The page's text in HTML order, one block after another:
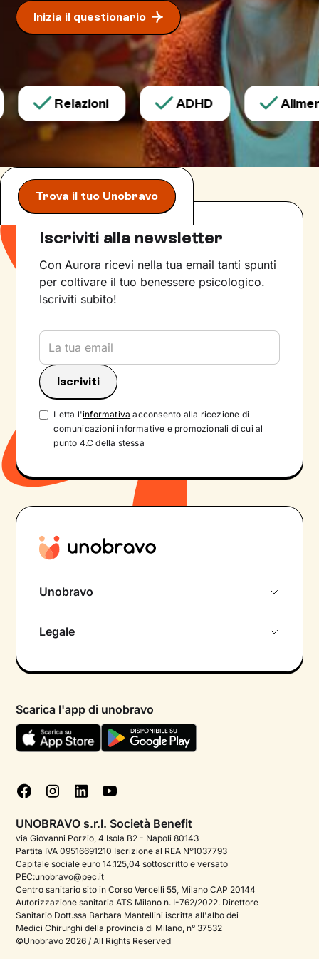
permetteranno diesprimerti con modalità
nuove .
Inizia il questionario
Relazioni ADHD
Trova il tuo Unobravo
Iscriviti alla newsletter
Con Aurora ricevi nella tua email tanti spunti
per coltivare il tuo benessere psicologico.
Iscriviti subito!
Letta l'informativa acconsento alla ricezione di
comunicazioni informative e promozionali di cui al
punto 4.C della stessa
Unobravo
Psicologo in chat
Aiuto urgente
FAQ
Podcast di psicologia
Corporate
Psicologo italiano all'estero
Sala stampa
Bandi e premi
Legale
Termini e condizioni
Informativa Privacy
Cookie policy
Gestisci cookie
Scarica l'app di unobravo
UNOBRAVO s.r.l. Società Benefit
via Giovanni Porzio, 4 Isola B2 - Napoli 80143
Partita IVA 09516691210 Iscrizione al REA N°1037793
Capitale sociale euro 14.125,04 sottoscritto e versato
PEC:unobravo@pec.it
Centro sanitario sito in Corso Vercelli 55, Milano CAP 20144
Autorizzazione sanitaria ATS Milano n. I-762/2022. Direttore
Sanitario Dott.ssa Barbara Mantellini iscritta all'albo dei
Medici Chirurghi della provincia di Milano, n° 37532
©Unobravo 2026 / All Rights Reserved